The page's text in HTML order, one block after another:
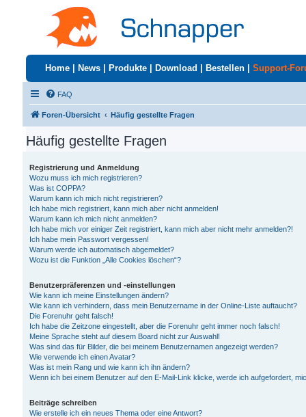
Home News Produkte Download Bestellen Support-
FAQ
Foren-Übersicht Häufig gestellte Fragen
Häufig gestellte Fragen
Registrierung und Anmeldung
Wozu muss ich mich registrieren?
Was ist COPPA?
Warum kann ich mich nicht registrieren?
Ich habe mich registriert, kann mich aber nicht anmelden!
Warum kann ich mich nicht anmelden?
Ich habe mich vor einiger Zeit registriert, kann mich aber nicht mehr anmelden?!
Ich habe mein Passwort vergessen!
Warum werde ich automatisch abgemeldet?
Wozu ist die Funktion „Alle Cookies löschen“?
Benutzerpräferenzen und -einstellungen
Wie kann ich meine Einstellungen ändern?
Wie kann ich verhindern, dass mein Benutzername in der Online-Liste auftaucht?
Die Forenuhr geht falsch!
Ich habe die Zeitzone eingestellt, aber die Forenuhr geht immer noch falsch!
Meine Sprache steht auf diesem Board nicht zur Auswahl!
Was sind das für Bilder, die bei meinem Benutzernamen angezeigt werden?
Wie verwende ich einen Avatar?
Was ist mein Rang und wie kann ich ihn ändern?
Wenn ich bei einem Benutzer auf den E-Mail-Link klicke, werde ich aufgefordert,
Beiträge schreiben
Wie erstelle ich ein neues Thema oder eine Antwort?